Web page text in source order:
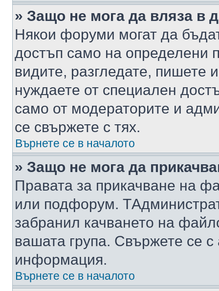
» Защо не мога да вляза в
Някои форуми могат да
достъп само на определени
видите, разгледате, пишете
нуждаете от специален
само от модераторите и
се свържете с тях.
Върнете се в началото
» Защо не мога да
Правата за прикачване на
или подфорум.
забранил качването на
вашата група. Свържете се
информация.
Върнете се в началото